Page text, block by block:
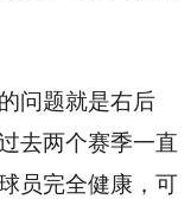
问题就是右后
去两个赛季一直
员完全健康，可